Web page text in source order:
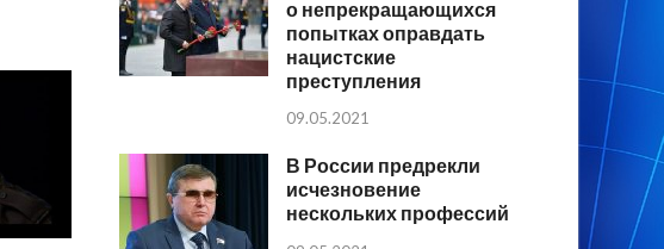
о непрекращающихся
попытках оправдать
нацистские
преступления
09.05.2021
В России предрекли
исчезновение
нескольких профессий